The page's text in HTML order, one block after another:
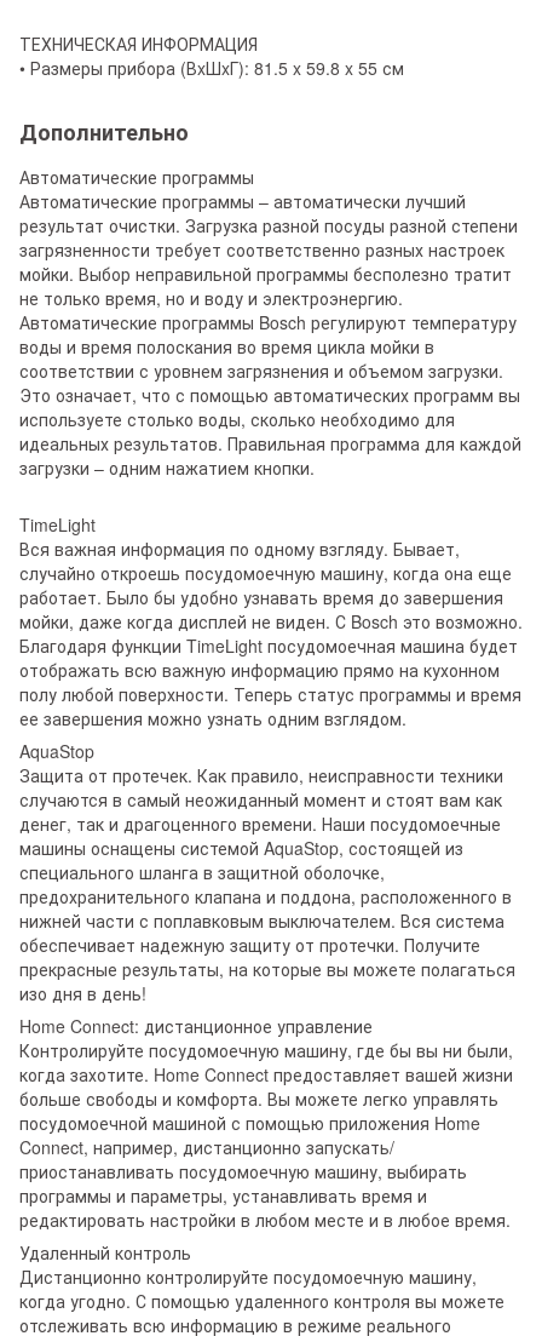
ТЕХНИЧЕСКАЯ ИНФОРМАЦИЯ
• Размеры прибора (ВxШxГ): 81.5 x 59.8 x 55 см
Дополнительно
Автоматические программы
Автоматические программы – автоматически лучший
результат очистки. Загрузка разной посуды разной степени
загрязненности требует соответственно разных настроек
мойки. Выбор неправильной программы бесполезно тратит
не только время, но и воду и электроэнергию.
Автоматические программы Bosch регулируют температуру
воды и время полоскания во время цикла мойки в
соответствии с уровнем загрязнения и объемом загрузки.
Это означает, что с помощью автоматических программ вы
используете столько воды, сколько необходимо для
идеальных результатов. Правильная программа для каждой
загрузки – одним нажатием кнопки.
TimeLight
Вся важная информация по одному взгляду. Бывает,
случайно откроешь посудомоечную машину, когда она еще
работает. Было бы удобно узнавать время до завершения
мойки, даже когда дисплей не виден. С Bosch это возможно.
Благодаря функции TimeLight посудомоечная машина будет
отображать всю важную информацию прямо на кухонном
полу любой поверхности. Теперь статус программы и время
ее завершения можно узнать одним взглядом.
AquaStop
Защита от протечек. Как правило, неисправности техники
случаются в самый неожиданный момент и стоят вам как
денег, так и драгоценного времени. Наши посудомоечные
машины оснащены системой AquaStop, состоящей из
специального шланга в защитной оболочке,
предохранительного клапана и поддона, расположенного в
нижней части с поплавковым выключателем. Вся система
обеспечивает надежную защиту от протечки. Получите
прекрасные результаты, на которые вы можете полагаться
изо дня в день!
Home Connect: дистанционное управление
Контролируйте посудомоечную машину, где бы вы ни были,
когда захотите. Home Connect предоставляет вашей жизни
больше свободы и комфорта. Вы можете легко управлять
посудомоечной машиной с помощью приложения Home
Connect, например, дистанционно запускать/
приостанавливать посудомоечную машину, выбирать
программы и параметры, устанавливать время и
редактировать настройки в любом месте и в любое время.
Удаленный контроль
Дистанционно контролируйте посудомоечную машину,
когда угодно. С помощью удаленного контроля вы можете
отслеживать всю информацию в режиме реального